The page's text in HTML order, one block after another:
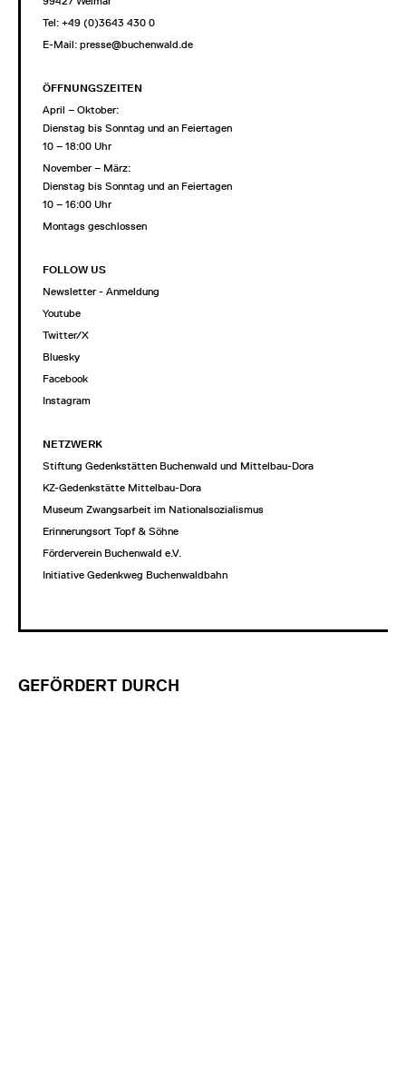
Tel: +49 (0)3643 430 0
E-Mail: presse@buchenwald.de
ÖFFNUNGSZEITEN
April – Oktober:
Dienstag bis Sonntag und an Feiertagen
10 – 18:00 Uhr
November – März:
Dienstag bis Sonntag und an Feiertagen
10 – 16:00 Uhr
Montags geschlossen
FOLLOW US
Newsletter - Anmeldung
Youtube
Twitter/X
Bluesky
Facebook
Instagram
NETZWERK
Stiftung Gedenkstätten Buchenwald und Mittelbau-Dora
KZ-Gedenkstätte Mittelbau-Dora
Museum Zwangsarbeit im Nationalsozialismus
Erinnerungsort Topf & Söhne
Förderverein Buchenwald e.V.
Initiative Gedenkweg Buchenwaldbahn
GEFÖRDERT DURCH